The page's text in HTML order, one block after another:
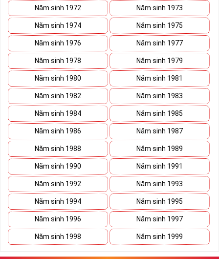
Năm sinh 1972 Năm sinh 1973
Năm sinh 1974 Năm sinh 1975
Năm sinh 1976 Năm sinh 1977
Năm sinh 1978 Năm sinh 1979
Năm sinh 1980 Năm sinh 1981
Năm sinh 1982 Năm sinh 1983
Năm sinh 1984 Năm sinh 1985
Năm sinh 1986 Năm sinh 1987
Năm sinh 1988 Năm sinh 1989
Năm sinh 1990 Năm sinh 1991
Năm sinh 1992 Năm sinh 1993
Năm sinh 1994 Năm sinh 1995
Năm sinh 1996 Năm sinh 1997
Năm sinh 1998 Năm sinh 1999